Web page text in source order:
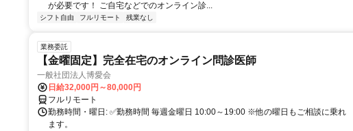
が必要です！ ご自宅などでのオンライン診...
シフト自由 フルリモート 残業なし
業務委託
【金曜固定】完全在宅のオンライン問診医師
一般社団法人博愛会
日給32,000円～80,000円
フルリモート
勤務時間・曜日: ✅勤務時間 毎週金曜日 10:00～19:00 ※他の曜日もご相談に乗れ
ます。